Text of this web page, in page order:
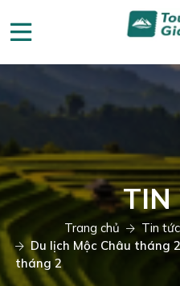
TIN
Trang chủ Tin tức
Du lịch Mộc Châu tháng
tháng 2